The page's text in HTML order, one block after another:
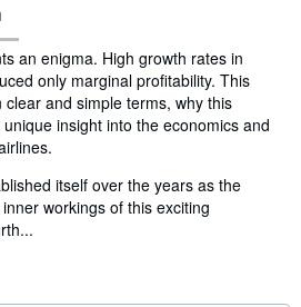
an enigma. High growth rates in
only marginal profitability. This
and simple terms, why this
insight into the economics and
itself over the years as the
workings of this exciting